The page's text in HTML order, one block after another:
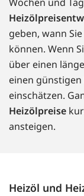
geben, wann
können. Wenn
über einen
einen
einschätzen.
Heizölpreise
ansteigen.
Heizöl und